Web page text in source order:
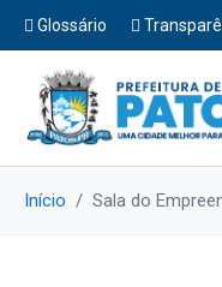
Glossário
Início Sala do